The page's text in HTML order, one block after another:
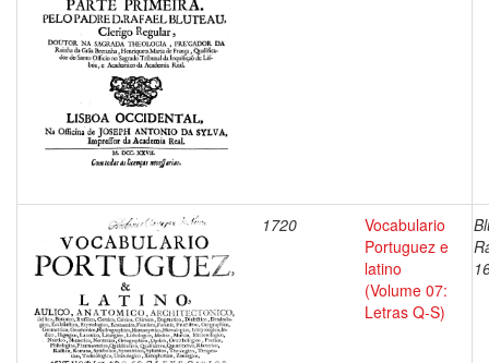
1720
Vocabulario
Portuguez e
latino
(Volume 07:
Letras Q-S)